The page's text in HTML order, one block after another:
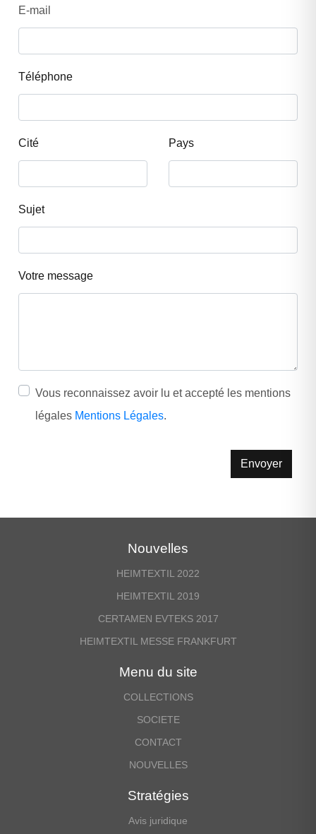
E-mail
Téléphone
Cité Pays
Sujet
Votre message
Vous reconnaissez avoir lu et accepté les mentions
légales Mentions Légales.
Envoyer
Nouvelles
HEIMTEXTIL 2022
HEIMTEXTIL 2019
CERTAMEN EVTEKS 2017
HEIMTEXTIL MESSE FRANKFURT
Menu du site
COLLECTIONS
SOCIETE
CONTACT
NOUVELLES
Stratégies
Avis juridique